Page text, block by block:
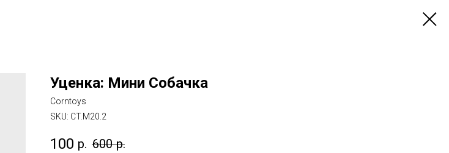
Уценка: Мини Собачка
Corntoys
SKU: CT.M20.2
100 р. 600 р.